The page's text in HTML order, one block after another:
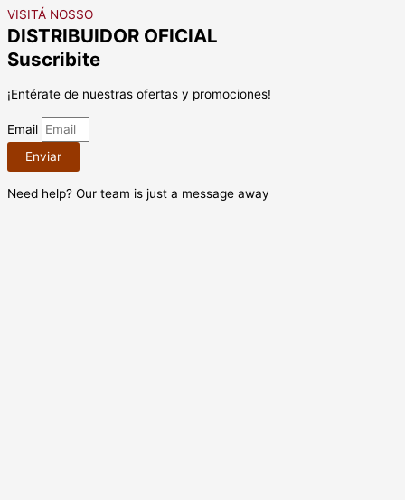
VISITÁ NOSSO
DISTRIBUIDOR OFICIAL
Suscribite
¡Entérate de nuestras ofertas y promociones!
Email
Enviar
Need help? Our team is just a message away